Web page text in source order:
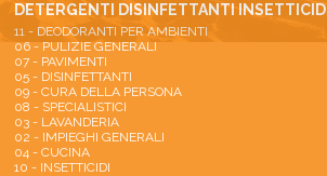
DETERGENTI DISINFETTANTI INSETTICIDI
11 - DEODORANTI PER AMBIENTI
06 - PULIZIE GENERALI
07 - PAVIMENTI
05 - DISINFETTANTI
09 - CURA DELLA PERSONA
08 - SPECIALISTICI
03 - LAVANDERIA
02 - IMPIEGHI GENERALI
04 - CUCINA
10 - INSETTICIDI